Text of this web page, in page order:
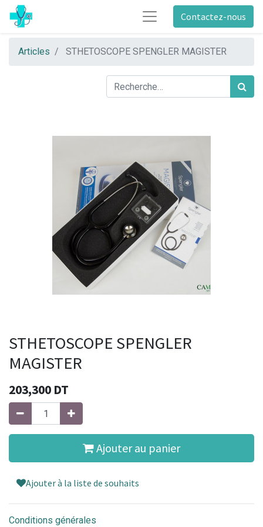
Contactez-nous
Articles STHETOSCOPE SPENGLER MAGISTER
STHETOSCOPE SPENGLER
MAGISTER
203,300 DT
Ajouter au panier
Ajouter à la liste de souhaits
Conditions générales